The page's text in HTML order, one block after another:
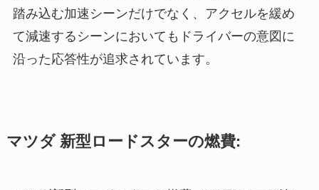
踏み込む加速シーンだけでなく、アクセルを緩め
て減速するシーンにおいてもドライバーの意図に
沿った応答性が追求されています。
マツダ 新型ロードスターの燃費: